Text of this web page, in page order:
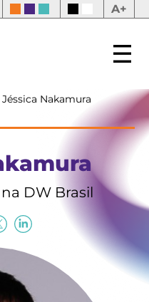
A+
Jéssica Nakamura
DW Brasil